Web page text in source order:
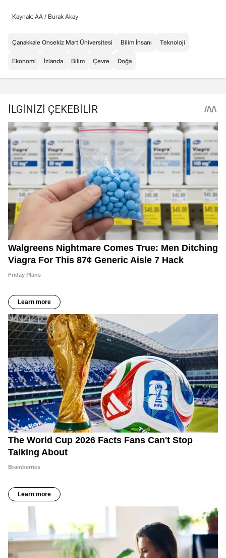
Kaynak: AA / Burak Akay
Çanakkale Onsekiz Mart Üniversitesi Bilim İnsanı Teknoloji
Ekonomi İzlanda Bilim Çevre Doğa